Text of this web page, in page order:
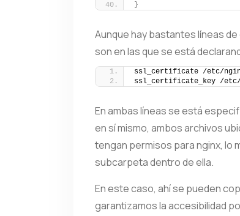
}
Aunque hay bastantes líneas
son en las que se está
ssl_certificate /etc/
ssl_certificate_key /
En ambas líneas se está
en sí mismo, ambos archivos
tengan permisos para nginx, lo
subcarpeta dentro de ella.
En este caso, ahí se pueden
garantizamos la accesibilidad